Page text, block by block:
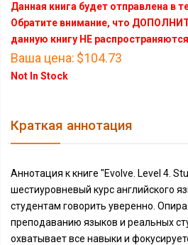
Данная книга будет отправлена в
Обратите внимание, что
данную книгу НЕ
Ваша цена: $104.73
Not In Stock
Краткая аннотация
Аннотация к книге "Evolve. Level 4.
шестиуровневый курс английского
студентам говорить уверенно.
преподаванию языков и реальных
охватывает все навыки и